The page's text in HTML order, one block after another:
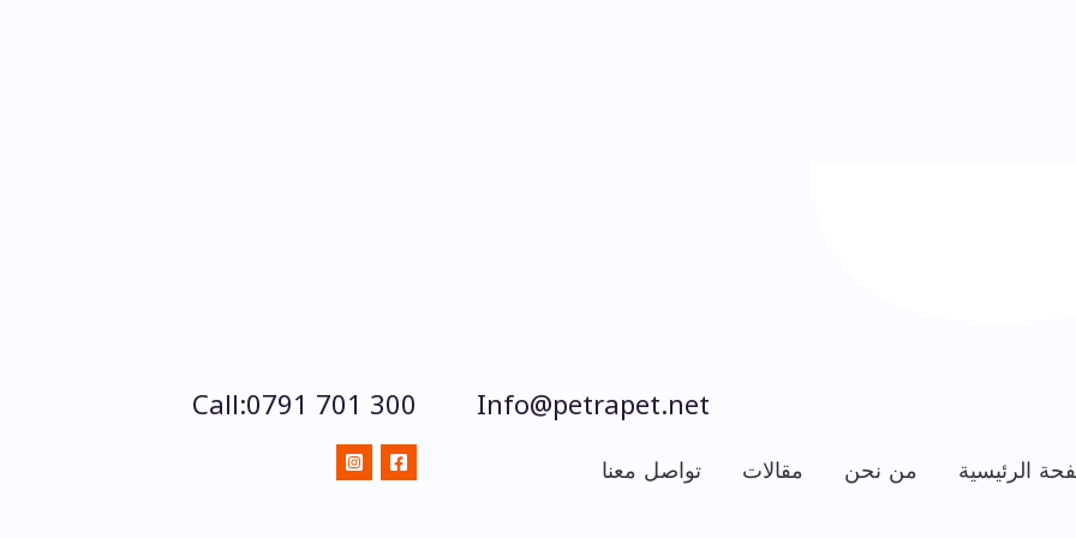
Info@petrapet.net
الرئيسية من نحن مقالات تواصل معنا
Call:0791 701 300